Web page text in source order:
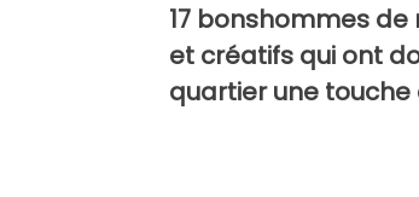
17 bonshommes de
et créatifs qui ont
quartier une